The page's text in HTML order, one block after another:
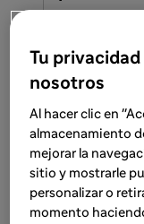
estrategias
transición
enfoque
mantente al
esofagitis
FACULTADOS
EVENTO
30 abr 2025
Tu
nosotros
Al hacer clic en
almacenamiento
mejorar la
sitio y mostrarle
personalizar o
momento